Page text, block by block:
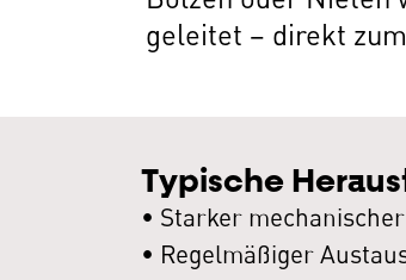
geleitet – direkt
Typische
• Starker
• Regelmäßiger